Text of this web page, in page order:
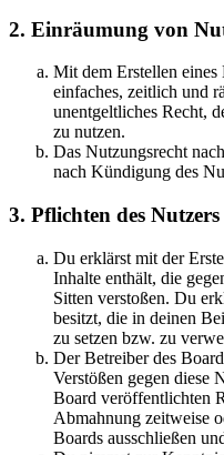
2. Einräumung von
Mit dem Erstellen eines
einfaches, zeitlich und
unentgeltliches Recht,
zu nutzen.
Das Nutzungsrecht
nach Kündigung des
3. Pflichten des Nutzers
Du erklärst mit der
Inhalte enthält, die
Sitten verstoßen. Du
besitzt, die in deinen
zu setzen bzw. zu
Der Betreiber des
Verstößen gegen diese
Board veröffentlichten
Abmahnung zeitweise
Boards ausschließen